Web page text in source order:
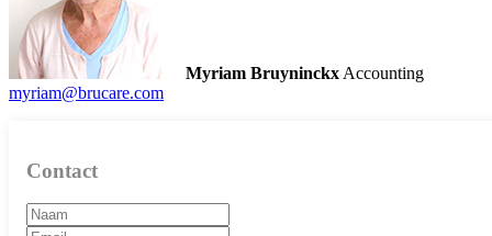
Myriam Bruyninckx Accounting
myriam@brucare.com
Contact